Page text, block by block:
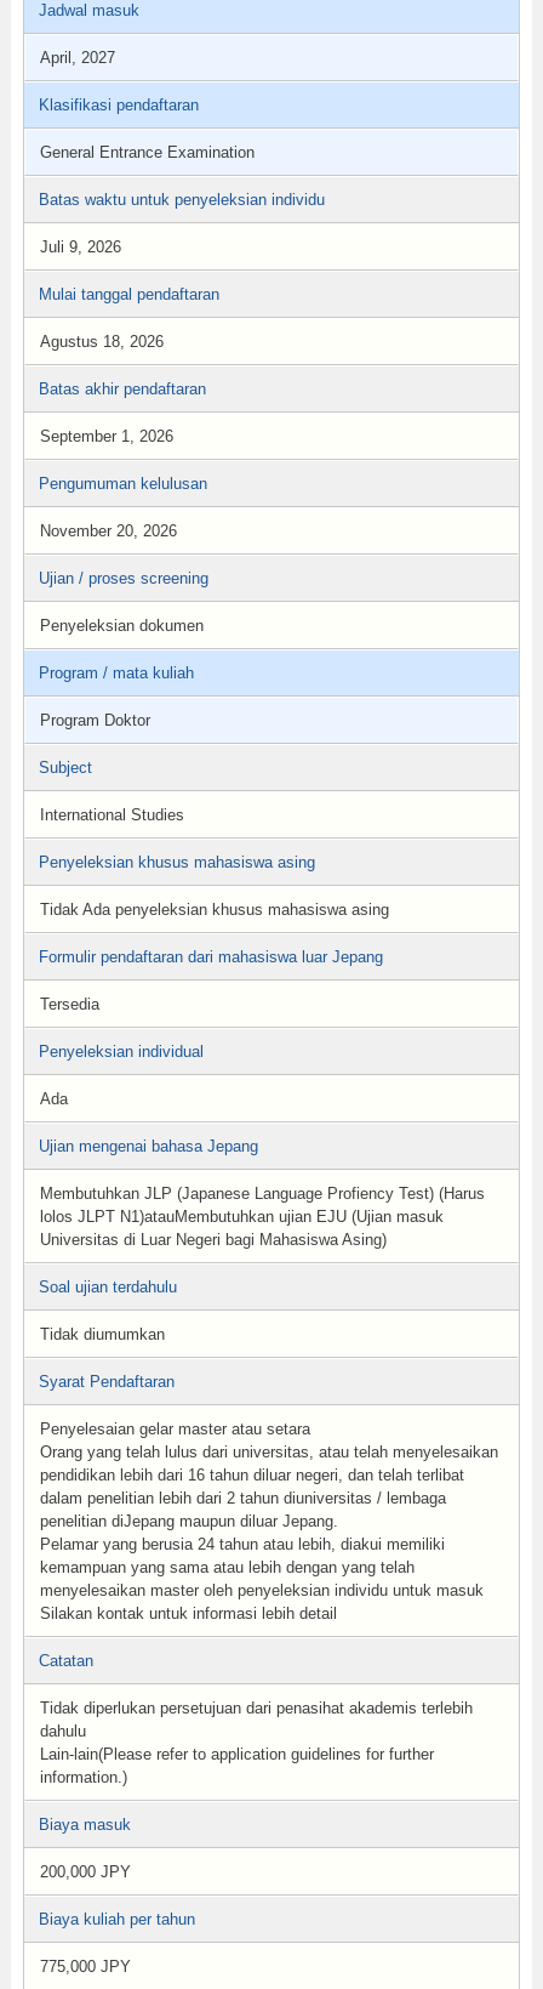
Jadwal masuk
April, 2027
Klasifikasi pendaftaran
General Entrance Examination
Batas waktu untuk penyeleksian individu
Juli 9, 2026
Mulai tanggal pendaftaran
Agustus 18, 2026
Batas akhir pendaftaran
September 1, 2026
Pengumuman kelulusan
November 20, 2026
Ujian / proses screening
Penyeleksian dokumen
Program / mata kuliah
Program Doktor
Subject
International Studies
Penyeleksian khusus mahasiswa asing
Tidak Ada penyeleksian khusus mahasiswa asing
Formulir pendaftaran dari mahasiswa luar Jepang
Tersedia
Penyeleksian individual
Ada
Ujian mengenai bahasa Jepang
Membutuhkan JLP (Japanese Language Profiency Test) (Harus
lolos JLPT N1)atauMembutuhkan ujian EJU (Ujian masuk
Universitas di Luar Negeri bagi Mahasiswa Asing)
Soal ujian terdahulu
Tidak diumumkan
Syarat Pendaftaran
Penyelesaian gelar master atau setara
Orang yang telah lulus dari universitas, atau telah menyelesaikan
pendidikan lebih dari 16 tahun diluar negeri, dan telah terlibat
dalam penelitian lebih dari 2 tahun diuniversitas / lembaga
penelitian diJepang maupun diluar Jepang.
Pelamar yang berusia 24 tahun atau lebih, diakui memiliki
kemampuan yang sama atau lebih dengan yang telah
menyelesaikan master oleh penyeleksian individu untuk masuk
Silakan kontak untuk informasi lebih detail
Catatan
Tidak diperlukan persetujuan dari penasihat akademis terlebih
dahulu
Lain-lain(Please refer to application guidelines for further
information.)
Biaya masuk
200,000 JPY
Biaya kuliah per tahun
775,000 JPY